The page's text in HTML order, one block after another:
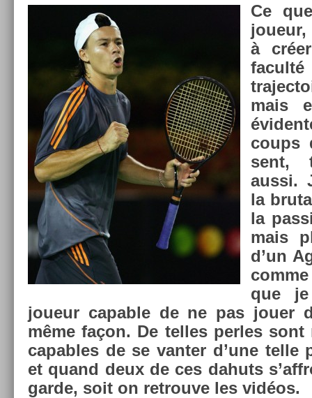
Ce
joueur,
à
mais
coups
sent,
aussi.
la
la
mais
d’un
que
joueur cap­able de ne pas jouer
même façon. De tel­les per­les
cap­ables de se van­t­er d’une telle
et quand deux de ces dahuts
gar­de, soit on retro­uve les vidéos.